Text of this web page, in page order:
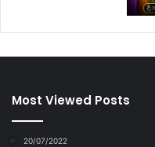
Most Viewed Posts
20/07/2022